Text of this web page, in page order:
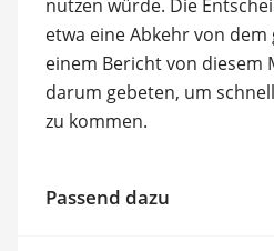
nutzen würde. Die
etwa eine Abkehr von
einem Bericht von diesem
darum gebeten, um
zu kommen.
Passend dazu